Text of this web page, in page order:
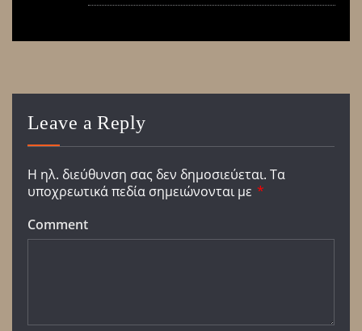
Leave a Reply
Η ηλ. διεύθυνση σας δεν δημοσιεύεται. Τα
υποχρεωτικά πεδία σημειώνονται με *
Comment